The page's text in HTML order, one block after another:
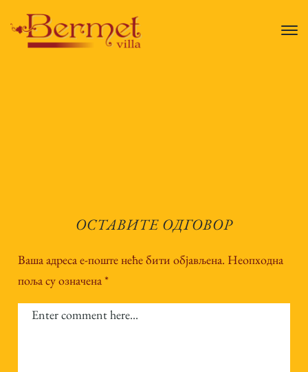
ОСТАВИТЕ ОДГОВОР
Ваша адреса е-поште неће бити објављена. Неопходна
поља су означена*